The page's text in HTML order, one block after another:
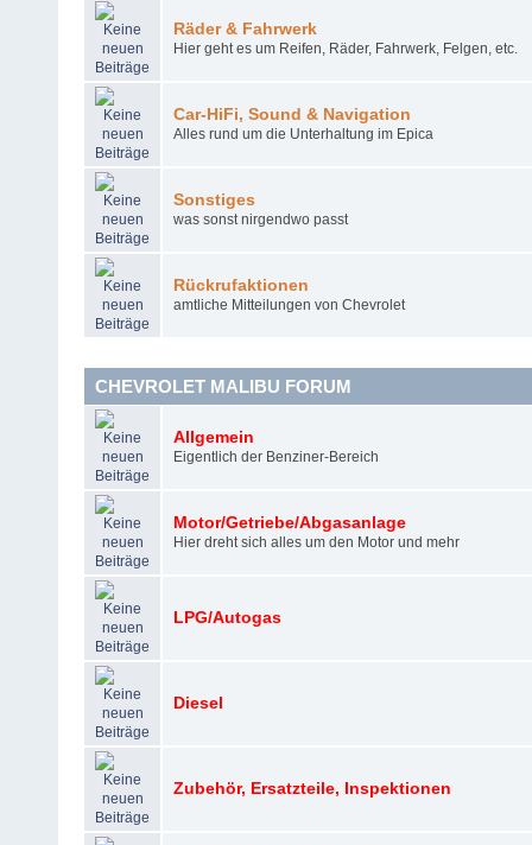
Räder & Fahrwerk
Hier geht es um Reifen, Räder, Fahrwerk, Felgen, etc.
Car-HiFi, Sound & Navigation
Alles rund um die Unterhaltung im Epica
Sonstiges
was sonst nirgendwo passt
Rückrufaktionen
amtliche Mitteilungen von Chevrolet
CHEVROLET MALIBU FORUM
Allgemein
Eigentlich der Benziner-Bereich
Motor/Getriebe/Abgasanlage
Hier dreht sich alles um den Motor und mehr
LPG/Autogas
Diesel
Zubehör, Ersatzteile, Inspektionen